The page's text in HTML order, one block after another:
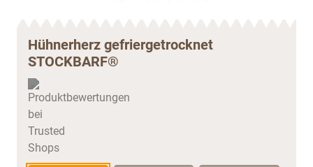
Hühnerherz gefriergetrocknet
STOCKBARF®